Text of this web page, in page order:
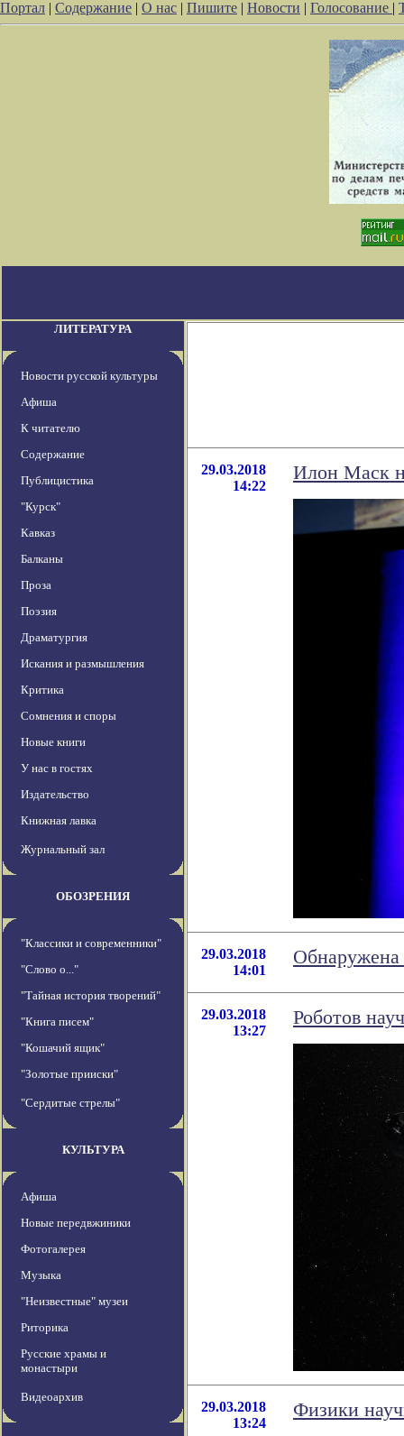
Портал | Содержание | О нас | Пишите | Новости | Голосование |
ЛИТЕРАТУРА
Новости русской культуры
Афиша
К читателю
Содержание
Публицистика
"Курск"
Кавказ
Балканы
Проза
Поэзия
Драматургия
Искания и размышления
Критика
Сомнения и споры
Новые книги
У нас в гостях
Издательство
Книжная лавка
Журнальный зал
ОБОЗРЕНИЯ
"Классики и современники"
"Слово о..."
"Тайная история творений"
"Книга писем"
"Кошачий ящик"
"Золотые прииски"
"Сердитые стрелы"
КУЛЬТУРА
Афиша
Новые передвжиники
Фотогалерея
Музыка
"Неизвестные" музеи
Риторика
Русские храмы и
монастыри
Видеоархив
29.03.2018
14:22
Илон Маск
29.03.2018
14:01
Обнаружена
29.03.2018
13:27
Роботов
29.03.2018
13:24
Физики